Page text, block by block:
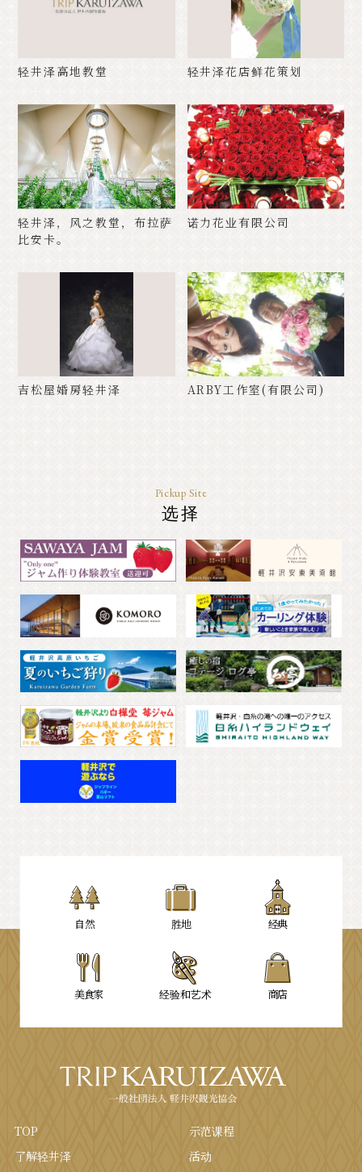
轻井泽高地教堂 轻井泽花店鲜花策划
轻井泽，风之教堂，布拉萨
比安卡。
诺力花业有限公司
吉松屋婚房轻井泽 ARBY工作室(有限公司)
Pickup Site
选择
自然 胜地 经典
美食家 经验和艺术 商店
TOP
了解轻井泽
示范课程
活动